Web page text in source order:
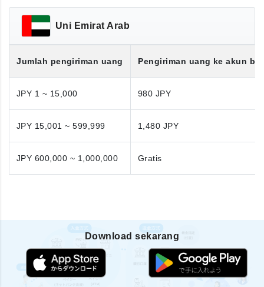
Uni Emirat Arab
Jumlah pengiriman uang Pengiriman uang ke akun
JPY 1 ~ 15,000 980 JPY
JPY 15,001 ~ 599,999 1,480 JPY
JPY 600,000 ~ 1,000,000 Gratis
Download sekarang